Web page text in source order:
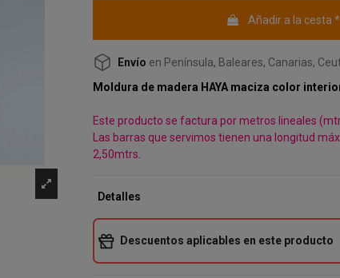
Añadir a la cesta *
Envío en Península, Baleares, Canarias,
Moldura de madera HAYA maciza color
Este producto se factura por metros lineales
Las barras que servimos tienen una longitud
2,50mtrs.
Detalles
Descuentos aplicables en este producto